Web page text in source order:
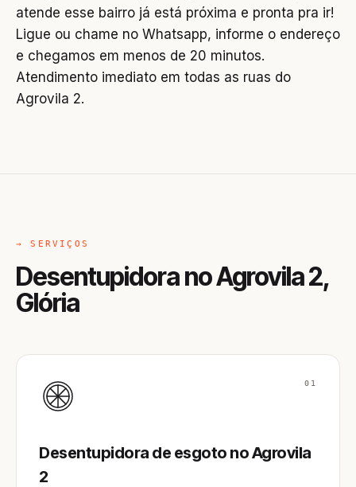
atende esse bairro já está próxima e pronta pra ir!
Ligue ou chame no Whatsapp, informe o endereço
e chegamos em menos de 20 minutos.
Atendimento imediato em todas as ruas do
Agrovila 2.
→ SERVIÇOS
Desentupidora no Agrovila 2,
Glória
01
Desentupidora de esgoto no Agrovila
2